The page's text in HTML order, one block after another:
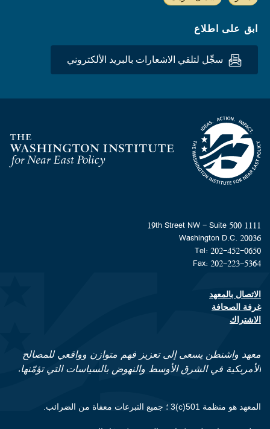
ابق على اطلاع
سجِّل لتلقي الاشعارات بالبريد الألكتروني
Homepage
1111 19th Street NW - Suite 500
Washington D.C. 20036
Tel: 202-452-0650
Fax: 202-223-5364
Footer contact links
الاتصال بالمعهد
غرفة الصحافة
الاشتراك
معهد واشنطن يسعى إلى تعزيز فهم متوازن وواقعي للمصالح
الأمريكية في الشرق الأوسط والنهوض بالسياسات التي تؤمّنها.
المعهد هو منظمة 501(c)3 ؛ جميع التبرعات معفاة من الضرائب.